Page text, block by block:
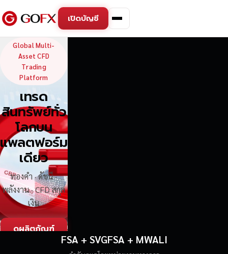
เปิดบัญชี
GoFX — Global Multi-
Global Multi-
Asset CFD
Trading
Platform
เทรด
สินทรัพย์ทั่ว
โลกบน
แพลตฟอร์ม
เดียว
ทองคำ · ดัชนี ·
พลังงาน · CFD สกุล
เงิน
ดูผลิตภัณฑ์
FSA + SVGFSA + MWALI